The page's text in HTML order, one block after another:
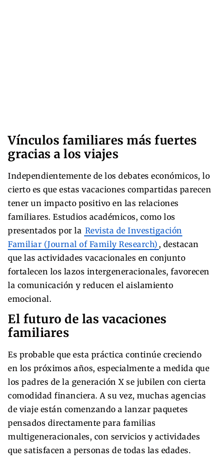
Vínculos familiares más fuertes
gracias a los viajes
Independientemente de los debates económicos, lo
cierto es que estas vacaciones compartidas parecen
tener un impacto positivo en las relaciones
familiares. Estudios académicos, como los
presentados por la Revista de Investigación
Familiar (Journal of Family Research) , destacan
que las actividades vacacionales en conjunto
fortalecen los lazos intergeneracionales, favorecen
la comunicación y reducen el aislamiento
emocional.
El futuro de las vacaciones
familiares
Es probable que esta práctica continúe creciendo
en los próximos años, especialmente a medida que
los padres de la generación X se jubilen con cierta
comodidad financiera. A su vez, muchas agencias
de viaje están comenzando a lanzar paquetes
pensados directamente para familias
multigeneracionales, con servicios y actividades
que satisfacen a personas de todas las edades.